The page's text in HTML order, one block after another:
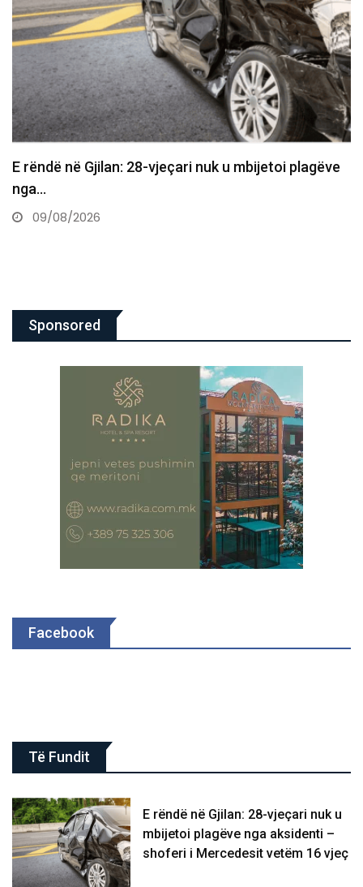
E dhimbshme: Ndahet nga jeta veterani i UÇK-së,
Musli Krasniqi
09/08/2026
Sponsored
Facebook
Të Fundit
E rëndë në Gjilan: 28-vjeçari nuk u
mbijetoi plagëve nga aksidenti –
shoferi i Mercedesit vetëm 16 vjeç